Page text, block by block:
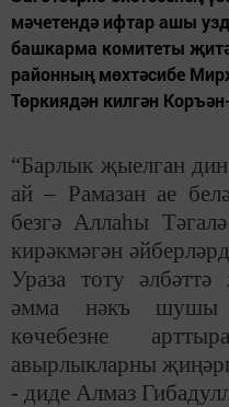
мәчетендә ифтар ашы
башкарма комитеты
районның мөхтәсибе
Төркиядән килгән
“Барлык җыелган
ай – Рамазан ае
безгә Аллаһы
кирәкмәгән
Ураза тоту
әмма нәкъ шушы
көчебезне
авырлыкларны
- диде Алмаз